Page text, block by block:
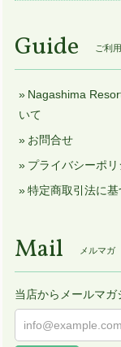
Guide ご利
Nagashima
いて
お問合せ
プライバシーポリ
特定商取引法に
Mail メルマガ
当店からメールマガ